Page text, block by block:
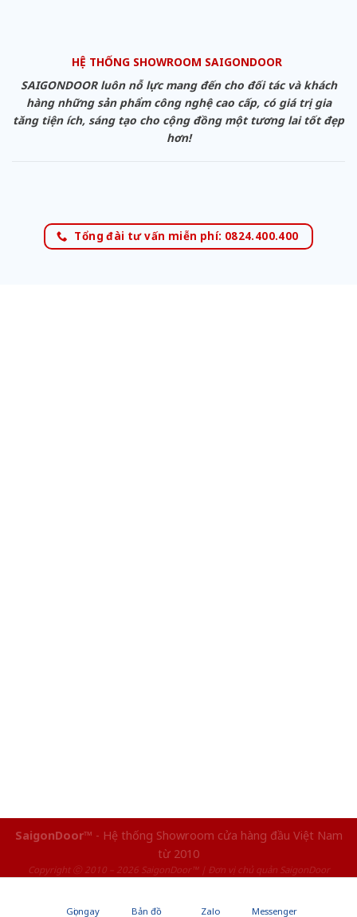
HỆ THỐNG SHOWROOM SAIGONDOOR
SAIGONDOOR luôn nỗ lực mang đến cho đối tác và khách
hàng những sản phẩm công nghệ cao cấp, có giá trị gia
tăng tiện ích, sáng tạo cho cộng đồng một tương lai tốt đẹp
hơn!
Tổng đài tư vấn miễn phí: 0824.400.400
SaigonDoor™ - Hệ thống Showroom cửa hàng đầu Việt Nam
từ 2010
Copyright ⓒ 2010 – 2026 SaigonDoor™ | Đơn vị chủ quản SaigonDoor
Gọi ngay Bản đồ Zalo Messenger